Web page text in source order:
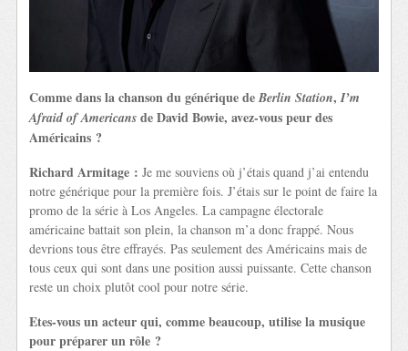
Comme dans la chanson du générique deBerlin Station,I’m
Afraid of Americans de David Bowie, avez-vous peur des
Américains ?
Richard Armitage : Je me souviens où j’étais quand j’ai entendu
notre générique pour la première fois. J’étais sur le point de faire la
promo de la série à Los Angeles. La campagne électorale
américaine battait son plein, la chanson m’a donc frappé. Nous
devrions tous être effrayés. Pas seulement des Américains mais de
tous ceux qui sont dans une position aussi puissante. Cette chanson
reste un choix plutôt cool pour notre série.
Etes-vous un acteur qui, comme beaucoup, utilise la musique
pour préparer un rôle ?